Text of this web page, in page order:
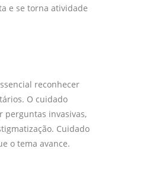
e se torna atividade
reconhecer
O cuidado
perguntas invasivas,
Cuidado
o tema avance.